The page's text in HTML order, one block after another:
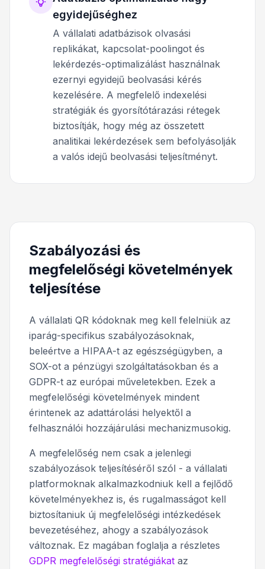
egyidejűséghez
A vállalati adatbázisok olvasási
replikákat, kapcsolat-poolingot és
lekérdezés-optimalizálást használnak
ezernyi egyidejű beolvasási kérés
kezelésére. A megfelelő indexelési
stratégiák és gyorsítótárazási rétegek
biztosítják, hogy még az összetett
analitikai lekérdezések sem befolyásolják
a valós idejű beolvasási teljesítményt.
Szabályozási és
megfelelőségi követelmények
teljesítése
A vállalati QR kódoknak meg kell felelniük az
iparág-specifikus szabályozásoknak,
beleértve a HIPAA-t az egészségügyben, a
SOX-ot a pénzügyi szolgáltatásokban és a
GDPR-t az európai műveletekben. Ezek a
megfelelőségi követelmények mindent
érintenek az adattárolási helyektől a
felhasználói hozzájárulási mechanizmusokig.
A megfelelőség nem csak a jelenlegi
szabályozások teljesítéséről szól - a vállalati
platformoknak alkalmazkodniuk kell a fejlődő
követelményekhez is, és rugalmasságot kell
biztosítaniuk új megfelelőségi intézkedések
bevezetéséhez, ahogy a szabályozások
változnak. Ez magában foglalja a részletes
GDPR megfelelőségi stratégiákat az